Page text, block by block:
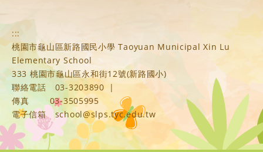
:::
桃園市龜山區新路國民小學 Taoyuan Municipal Xin Lu
Elementary School
333 桃園市龜山區永和街12號(新路國小)
聯絡電話
03-3203890
|
傳真
03-3505995
電子信箱
school@slps.tyc.edu.tw